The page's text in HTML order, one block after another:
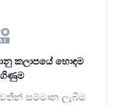
කලාපයේ හොඳම
ගිණුම
සම්මාන ලැබීම